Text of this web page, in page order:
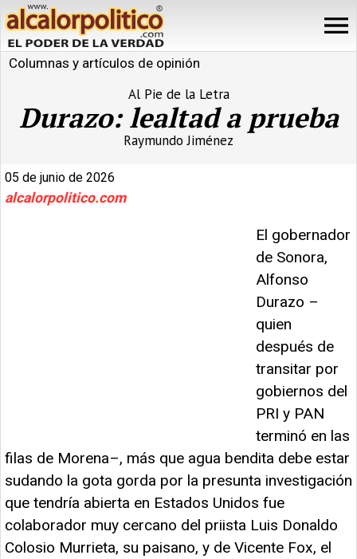
Columnas y artículos de opinión
Al Pie de la Letra
Durazo: lealtad a prueba
Raymundo Jiménez
05 de junio de 2026
alcalorpolitico.com
El gobernador
de Sonora,
Alfonso
Durazo –
quien
después de
transitar por
gobiernos del
PRI y PAN
terminó en las
filas de Morena–, más que agua bendita debe estar
sudando la gota gorda por la presunta investigación
que tendría abierta en Estados Unidos fue
colaborador muy cercano del priista Luis Donaldo
Colosio Murrieta, su paisano, y de Vicente Fox, el